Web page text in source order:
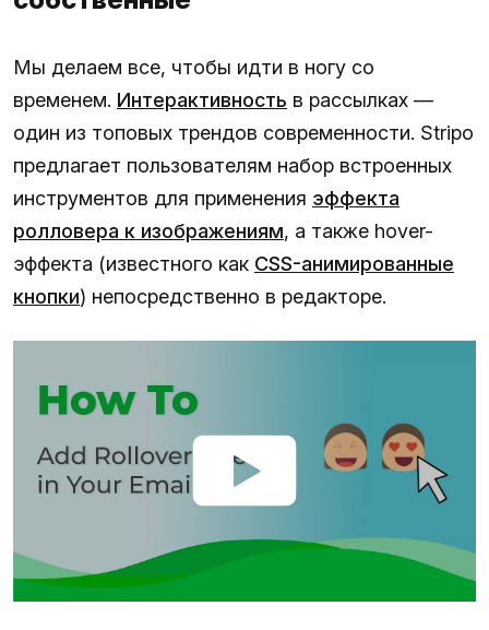
Мы делаем все, чтобы идти в ногу со
временем. Интерактивность в рассылках —
один из топовых трендов современности. Stripo
предлагает пользователям набор встроенных
инструментов для применения эффекта
ролловера к изображениям, а также hover-
эффекта (известного как CSS-анимированные
кнопки) непосредственно в редакторе.